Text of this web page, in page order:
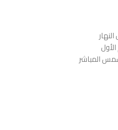
المباشر